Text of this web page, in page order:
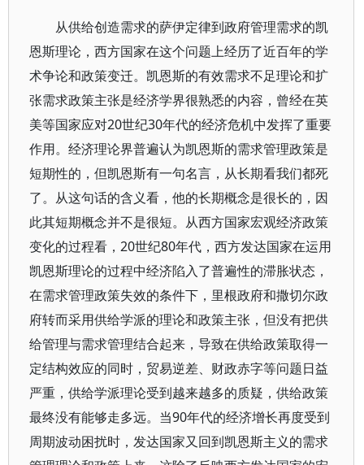
从供给创造需求的萨伊定律到政府管理需求的凯
恩斯理论，西方国家在这个问题上经历了近百年的学
术争论和政策变迁。凯恩斯的有效需求不足理论和扩
张需求政策主张是经济学界很熟悉的内容，曾经在英
美等国家应对20世纪30年代的经济危机中发挥了重要
作用。经济理论界普遍认为凯恩斯的需求管理政策是
短期性的，但凯恩斯有一句名言，从长期看我们都死
了。从这句话的含义看，他的长期概念是很长的，因
此其短期概念并不是很短。从西方国家宏观经济政策
变化的过程看，20世纪80年代，西方发达国家在运用
凯恩斯理论的过程中经济陷入了普遍性的滞胀状态，
在需求管理政策失效的条件下，里根政府和撒切尔政
府转而采用供给学派的理论和政策主张，但没有把供
给管理与需求管理结合起来，导致在供给政策取得一
定结构效应的同时，贸易逆差、财政赤字等问题日益
严重，供给学派理论受到越来越多的质疑，供给政策
最终没有能够走多远。当90年代的经济增长再度受到
周期波动困扰时，发达国家又回到凯恩斯主义的需求